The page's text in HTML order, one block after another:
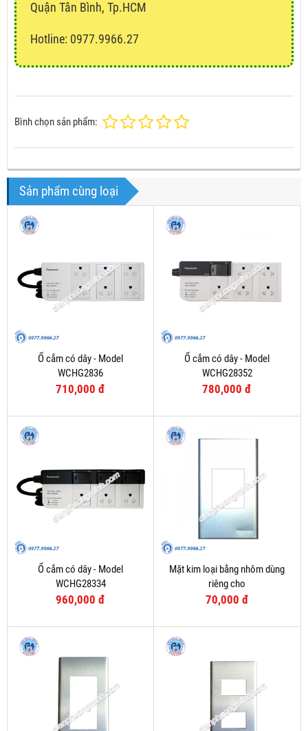
Quận Tân Bình, Tp.HCM
Hotline: 0977.9966.27
Bình chọn sản phẩm:
Sản phẩm cùng loại
Ổ cắm có dây - Model
WCHG2836
710,000 đ
Ổ cắm có dây - Model
WCHG28352
780,000 đ
Ổ cắm có dây - Model
WCHG28334
960,000 đ
Mặt kim loại bằng nhôm dùng
riêng cho
WEV1181SW/WEV1191SW/2P
70,000 đ